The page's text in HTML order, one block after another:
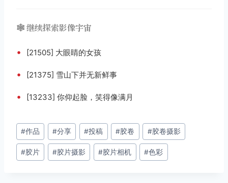
🕸️ 继续探索影像宇宙
• [21505] 大眼睛的女孩
• [21375] 雪山下并无新鲜事
• [13233] 你仰起脸，笑得像满月
文
章
标
#作品 #分享 #投稿 #胶卷 #胶卷摄影
#胶片 #胶片摄影 #胶片相机 #色彩